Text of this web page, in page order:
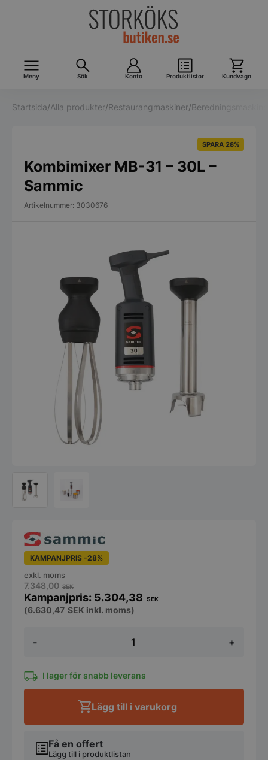
Meny Sök Konto Produktlistor Kundvagn
Startsida/Alla produkter/Restaurangmaskiner/
SPARA 28%
Kombimixer MB-31 – 30L –
Sammic
Artikelnummer: 3030676
-
MB-
30L
+
KAMPANJPRIS -28%
7.348,00SEK
5.304,38 SEK
exkl. moms
(6.630,47 SEK inkl. moms)
I lager för snabb leverans
Få en offert
Lägg till i produktlistan
Lägg till i varukorg